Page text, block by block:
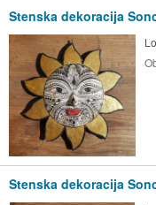
Stenska dekoracija
Stenska dekoracija